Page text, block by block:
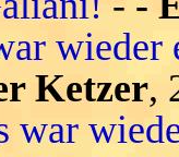
Ketzer,
war